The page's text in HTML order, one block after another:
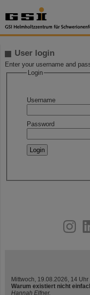
User login
Enter your username and
Login
Username
Password
youtube
Mittwoch, 19.08.2026, 14 Uhr
Warum existiert nicht
Hannah Elfner,